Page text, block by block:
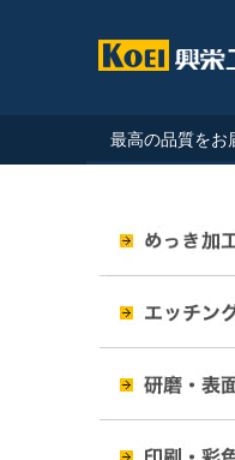
最高の品質をお